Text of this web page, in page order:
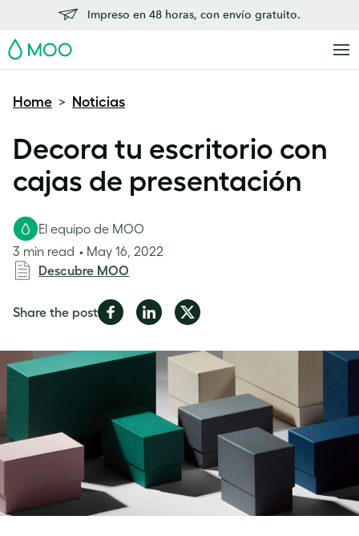
Impreso en 48 horas, con envío gratuito.
MOO
Home > Noticias
Decora tu escritorio con
cajas de presentación
El equipo de MOO
3 min read
May 16, 2022
Descubre MOO
Share the postShare
Facebook
Share
LinkedIn
Share
Twitter